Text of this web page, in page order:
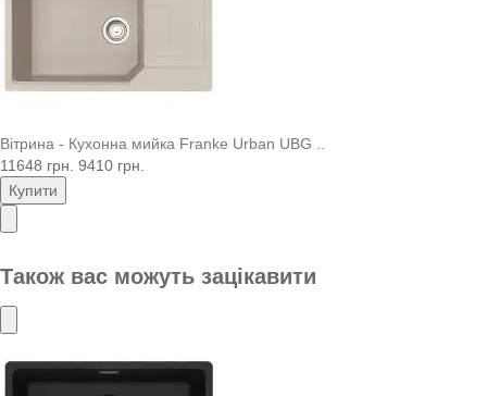
Вітрина - Кухонна мийка Franke Urban UBG ..
11648 грн. 9410 грн.
Купити
Також вас можуть зацікавити